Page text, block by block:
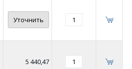
Уточнить
5 440,47